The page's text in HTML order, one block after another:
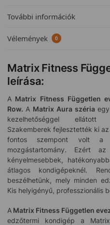
További információk
Vélemények 0
Matrix Fitness
leírása:
A Matrix Fitness Független
Row. A Matrix Aura széria
kezelhetőséggel ellátott
Szakemberek fejlesztették ki
fontos szempont volt a
mozgástartomány. Ezért
kényelmesebbek,
átlagos kondigépeknél.
beszélhetünk, mely minden
Kis helyigényű, professzionális
A Matrix Fitness Független
edzőtermi kondigép a